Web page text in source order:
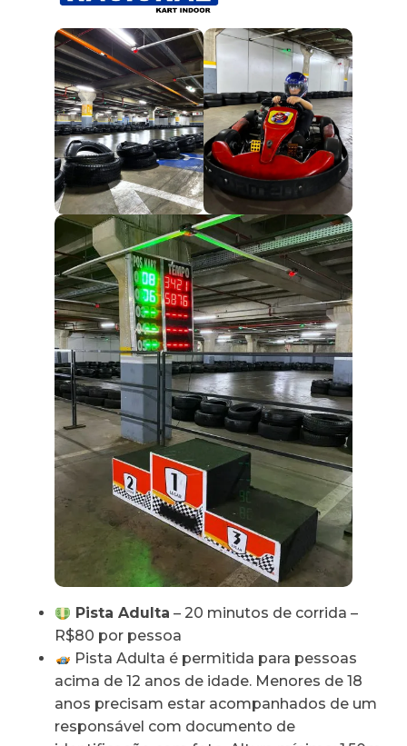
Pista Adulta – 20 minutos de corrida –
R$80 por pessoa
Pista Adulta é permitida para pessoas
acima de 12 anos de idade. Menores de 18
anos precisam estar acompanhados de um
responsável com documento de